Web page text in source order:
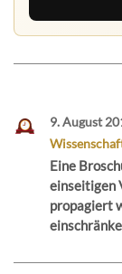
9. August
Eine
einseitigen
propagiert